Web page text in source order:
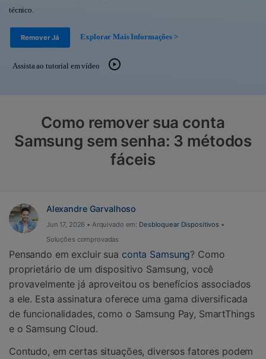
Online
Ver Todos Os Aplicativos
Dicas
Centro de Ajuda
Gerenciador de dados
Reparar Celular
Entrar
técnico.
Remover Já Explorar Mais Informações >
Assista ao tutorial em vídeo
Como remover sua conta
Samsung sem senha: 3 métodos
fáceis
Alexandre Garvalhoso
Jun 17, 2026 • Arquivado em: Desbloquear Dispositivos •
Soluções comprovadas
Pensando em excluir sua conta Samsung? Como
proprietário de um dispositivo Samsung, você
provavelmente já aproveitou os benefícios associados
a ele. Esta assinatura oferece uma gama diversificada
de funcionalidades, como o Samsung Pay, SmartThings
e o Samsung Cloud.
Contudo, em certas situações, diversos fatores podem